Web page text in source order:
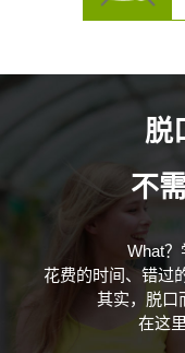
脱
不
What？
花费的时间、错
其实，脱口
在这